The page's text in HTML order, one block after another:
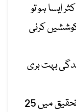
ایسا ہو تو
کرنی
بہت بری
امریکا کی کیلیفورنیا یونیورسٹی کی تحقیق میں 25